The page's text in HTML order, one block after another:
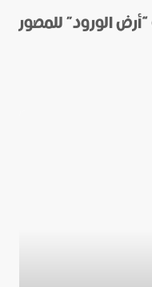
الورود” للمصور